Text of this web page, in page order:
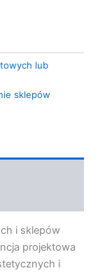
lub
sklepów
i sklepów
projektowa
i